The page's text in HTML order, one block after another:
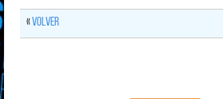
«Volver